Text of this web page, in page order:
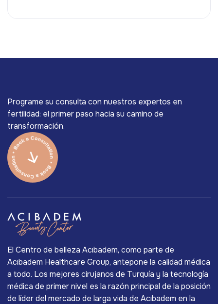
Programe su consulta con nuestros expertos en
fertilidad: el primer paso hacia su camino de
transformación.
El Centro de belleza Acıbadem, como parte de
Acıbadem Healthcare Group, antepone la calidad médica
a todo. Los mejores cirujanos de Turquía y la tecnología
médica de primer nivel es la razón principal de la posición
de líder del mercado de larga vida de Acıbadem en la